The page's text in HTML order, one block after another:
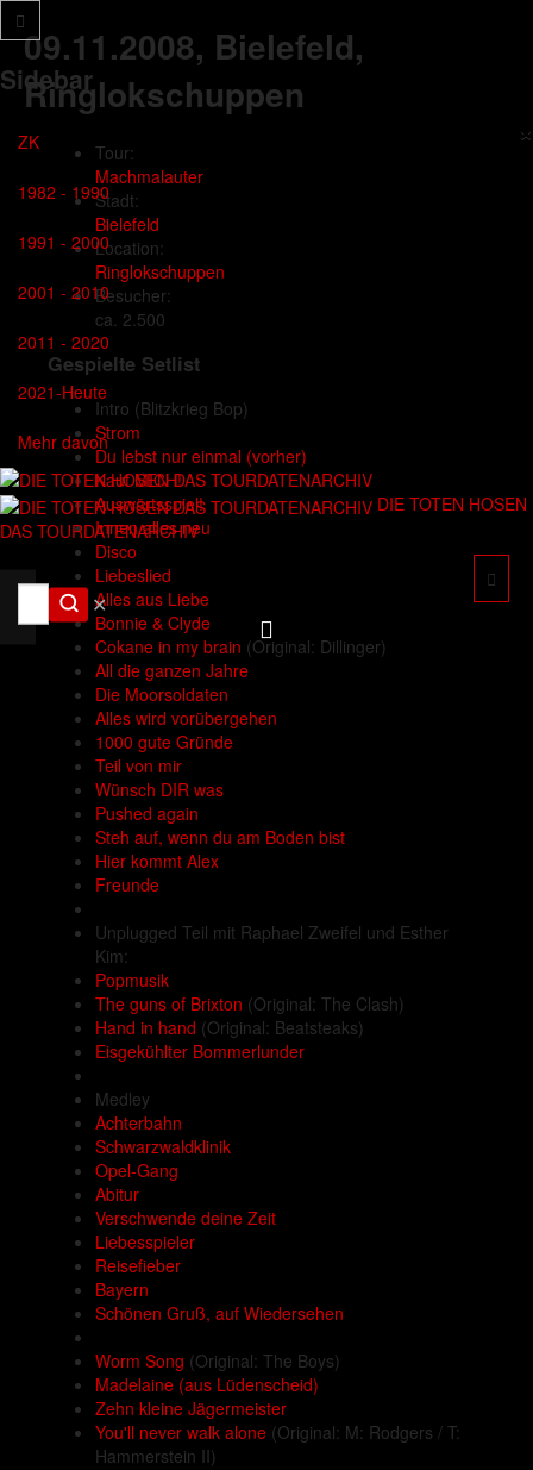
Sidebar
×
ZK
1982 - 1990
1991 - 2000
2001 - 2010
2011 - 2020
2021-Heute
Mehr davon
DIE TOTEN HOSEN
DAS TOURDATENARCHIV
✕
09.11.2008, Bielefeld,
Ringlokschuppen
Tour:
Machmalauter
Stadt:
Bielefeld
Location:
Ringlokschuppen
Besucher:
ca. 2.500
Gespielte Setlist
Intro (Blitzkrieg Bop)
Strom
Du lebst nur einmal (vorher)
Kauf MICH!
Auswärtsspiel!
Innen alles neu
Disco
Liebeslied
Alles aus Liebe
Bonnie & Clyde
Cokane in my brain (Original: Dillinger)
All die ganzen Jahre
Die Moorsoldaten
Alles wird vorübergehen
1000 gute Gründe
Teil von mir
Wünsch DIR was
Pushed again
Steh auf, wenn du am Boden bist
Hier kommt Alex
Freunde
Unplugged Teil mit Raphael Zweifel und Esther
Kim:
Popmusik
The guns of Brixton (Original: The Clash)
Hand in hand (Original: Beatsteaks)
Eisgekühlter Bommerlunder
Medley
Achterbahn
Schwarzwaldklinik
Opel-Gang
Abitur
Verschwende deine Zeit
Liebesspieler
Reisefieber
Bayern
Schönen Gruß, auf Wiedersehen
Worm Song (Original: The Boys)
Madelaine (aus Lüdenscheid)
Zehn kleine Jägermeister
You'll never walk alone (Original: M: Rodgers / T:
Hammerstein II)